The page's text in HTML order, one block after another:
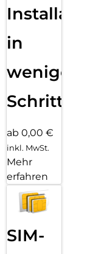
Installation
in
wenigen
Schritten
ab 0,00 €
inkl. MwSt.
Mehr
erfahren
SIM-